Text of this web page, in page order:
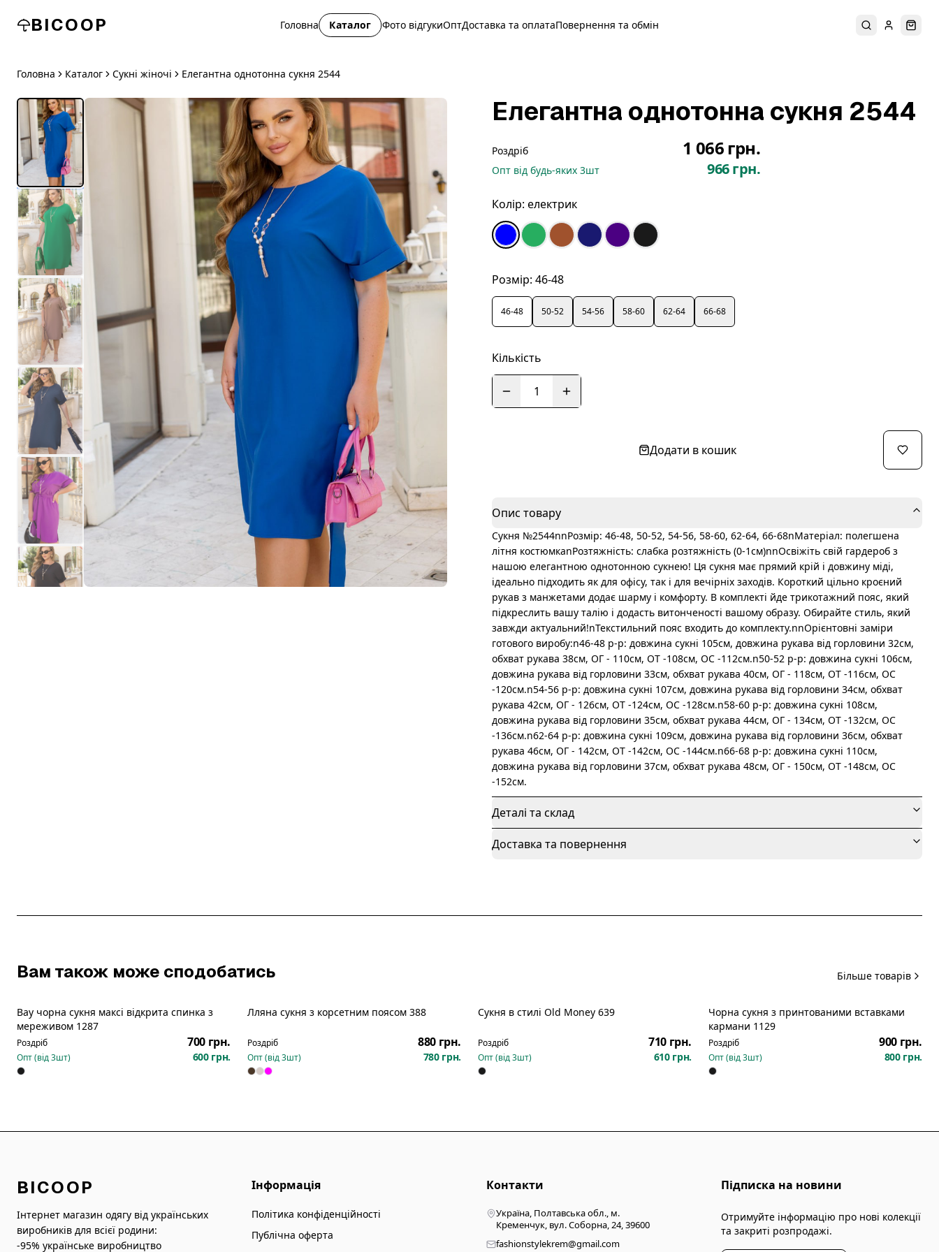
BICOOP Головна Каталог Фото відгукиОптДоставка та оплатаПовернення та обмін ПошукУвійти
Головна Каталог Сукні жіночі Елегантна однотонна сукня 2544
Елегантна однотонна сукня 2544
Роздріб 1 066 грн.
Опт від будь-яких 3шт 966 грн.
Колір: електрик
Розмір: 46-48
46-48 50-52 54-56 58-60 62-64 66-68
Кількість
1
Додати в кошик
Опис товару
Сукня №2544nnРозмір: 46-48, 50-52, 54-56, 58-60, 62-64, 66-68nМатеріал: полегшена
літня костюмкаnРозтяжність: слабка розтяжність (0-1см)nnОсвіжіть свій гардероб з
нашою елегантною однотонною сукнею! Ця сукня має прямий крій і довжину міді,
ідеально підходить як для офісу, так і для вечірніх заходів. Короткий цільно кроєний
рукав з манжетами додає шарму і комфорту. В комплекті йде трикотажний пояс, який
підкреслить вашу талію і додасть витонченості вашому образу. Обирайте стиль, який
завжди актуальний!nТекстильний пояс входить до комплекту.nnОрієнтовні заміри
готового виробу:n46-48 р-р: довжина сукні 105см, довжина рукава від горловини 32см,
обхват рукава 38см, ОГ - 110см, ОТ -108см, OC -112см.n50-52 р-р: довжина сукні 106см,
довжина рукава від горловини 33см, обхват рукава 40см, ОГ - 118см, ОТ -116см, OC
-120см.n54-56 р-р: довжина сукні 107см, довжина рукава від горловини 34см, обхват
рукава 42см, ОГ - 126см, ОТ -124см, OC -128см.n58-60 р-р: довжина сукні 108см,
довжина рукава від горловини 35см, обхват рукава 44см, ОГ - 134см, ОТ -132см, OC
-136см.n62-64 р-р: довжина сукні 109см, довжина рукава від горловини 36см, обхват
рукава 46см, ОГ - 142см, ОТ -142см, OC -144см.n66-68 р-р: довжина сукні 110см,
довжина рукава від горловини 37см, обхват рукава 48см, ОГ - 150см, ОТ -148см, OC
-152см.
Деталі та склад
Доставка та повернення
Вам також може сподобатись Більше товарів
Вау чорна сукня максі відкрита спинка з
мереживом 1287
Роздріб 700 грн.
Опт (від3шт) 600 грн.
Лляна сукня з корсетним поясом 388
Роздріб 880 грн.
Опт (від3шт) 780 грн.
Сукня в стилі Old Money 639
Роздріб 710 грн.
Опт (від3шт) 610 грн.
Чорна сукня з принтованими вставками
кармани 1129
Роздріб 900 грн.
Опт (від3шт) 800 грн.
BICOOP
Інтернет магазин одягу від українських
виробників для всієї родини:
-95% українське виробництво
Інформація
Політика конфіденційності
Публічна оферта
Контакти
Україна, Полтавська обл., м.
Кременчук, вул. Соборна, 24, 39600
fashionstylekrem@gmail.com
Підписка на новини
Отримуйте інформацію про нові колекції
та закриті розпродажі.